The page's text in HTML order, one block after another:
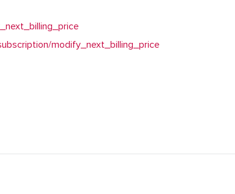
modify_next_billing_price